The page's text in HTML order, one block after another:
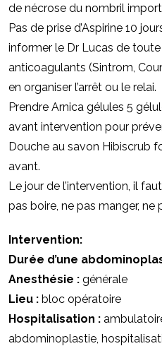
de nécrose du nombril
Pas de prise d’Aspirine 10
informer le Dr Lucas de
anticoagulants (Sintrom,
en organiser l’arrêt ou le relai.
Prendre Arnica gélules 5
avant intervention pour
Douche au savon Hibiscrub
avant.
Le jour de l’intervention, il
pas boire, ne pas manger, ne
Intervention:
Durée d’une
Anesthésie : générale
Lieu : bloc opératoire
Hospitalisation :
abdominoplastie,